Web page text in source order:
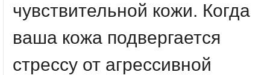
чувствительной кожи. Когда
ваша кожа подвергается
стрессу от агрессивной